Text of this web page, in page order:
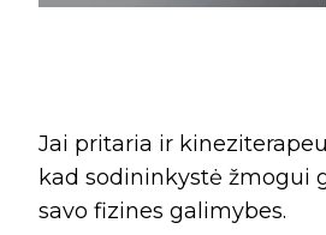
Jai pritaria ir
kad sodininkystė žmogui
savo fizines galimybes.